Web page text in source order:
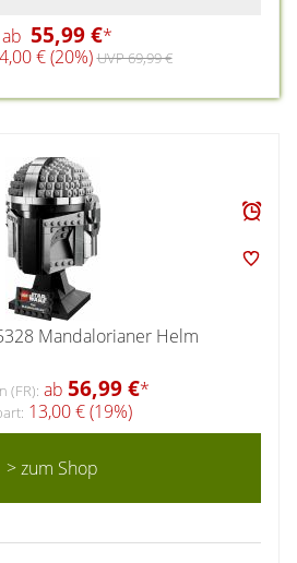
ab 55,99 €*
€ (20%)UVP 69,99 €
Mandalorianer Helm
(FR): ab 56,99 €*
13,00 € (19%)
> zum Shop